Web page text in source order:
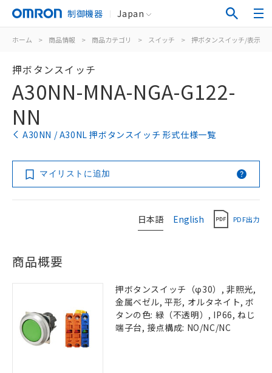
制御機器 Japan
ホーム > 商品情報 > 商品カテゴリ > スイッチ > 押ボタンスイッチ/表示灯
押ボタンスイッチ
A30NN-MNA-NGA-G122-
NN
A30NN / A30NL 押ボタンスイッチ 形式仕様一覧
マイリストに追加
日本語 English PDF出力
商品概要
押ボタンスイッチ（φ30）, 非照光,
金属ベゼル, 平形, オルタネイト, ボ
タンの色: 緑（不透明）, IP66, ねじ
端子台, 接点構成: NO/NC/NC